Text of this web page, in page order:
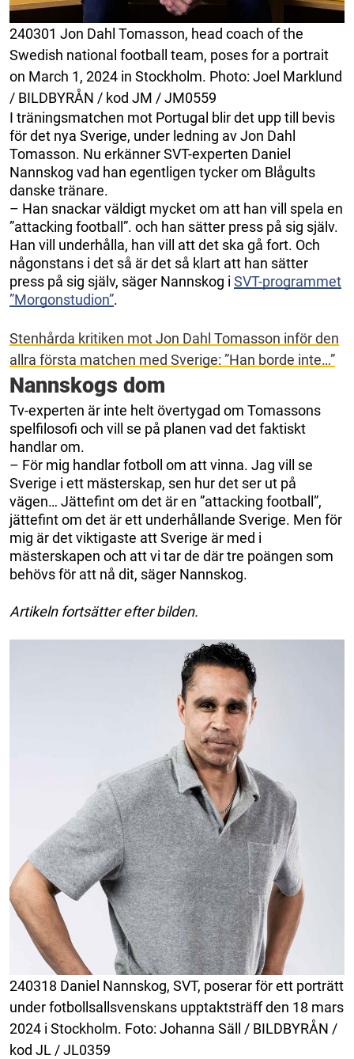
240301 Jon Dahl Tomasson, head coach of the
Swedish national football team, poses for a portrait
on March 1, 2024 in Stockholm. Photo: Joel Marklund
/ BILDBYRÅN / kod JM / JM0559
I träningsmatchen mot Portugal blir det upp till bevis
för det nya Sverige, under ledning av Jon Dahl
Tomasson. Nu erkänner SVT-experten Daniel
Nannskog vad han egentligen tycker om Blågults
danske tränare.
– Han snackar väldigt mycket om att han vill spela en
”attacking football”. och han sätter press på sig själv.
Han vill underhålla, han vill att det ska gå fort. Och
någonstans i det så är det så klart att han sätter
press på sig själv, säger Nannskog i SVT-programmet
”Morgonstudion”.
Stenhårda kritiken mot Jon Dahl Tomasson inför den
allra första matchen med Sverige: ”Han borde inte…”
Nannskogs dom
Tv-experten är inte helt övertygad om Tomassons
spelfilosofi och vill se på planen vad det faktiskt
handlar om.
– För mig handlar fotboll om att vinna. Jag vill se
Sverige i ett mästerskap, sen hur det ser ut på
vägen… Jättefint om det är en ”attacking football”,
jättefint om det är ett underhållande Sverige. Men för
mig är det viktigaste att Sverige är med i
mästerskapen och att vi tar de där tre poängen som
behövs för att nå dit, säger Nannskog.
Artikeln fortsätter efter bilden.
240318 Daniel Nannskog, SVT, poserar för ett porträtt
under fotbollsallsvenskans upptaktsträff den 18 mars
2024 i Stockholm. Foto: Johanna Säll / BILDBYRÅN /
kod JL / JL0359